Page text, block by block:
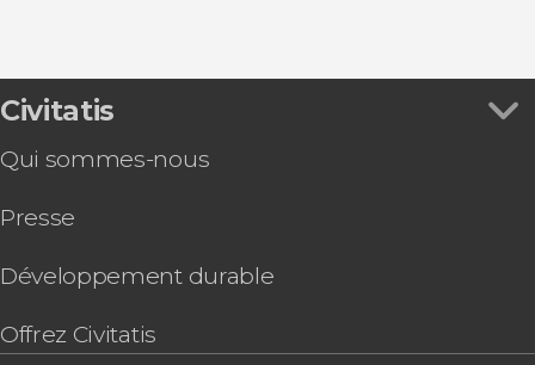
Civitatis
Qui sommes-nous
Presse
Développement durable
Offrez Civitatis